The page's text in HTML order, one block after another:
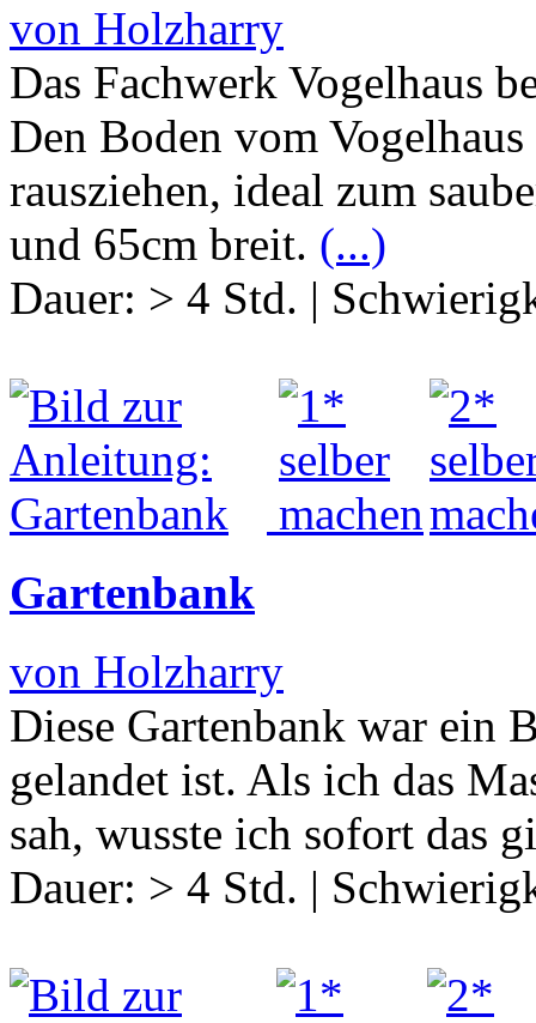
von Holzharry
Das Fachwerk Vogelhaus
Den Boden vom
rausziehen, ideal zum
und 65cm breit. (...)
Dauer: > 4 Std. |
Gartenbank
von Holzharry
Diese Gartenbank war ein
gelandet ist. Als ich das
sah, wusste ich sofort das
Dauer: > 4 Std. |